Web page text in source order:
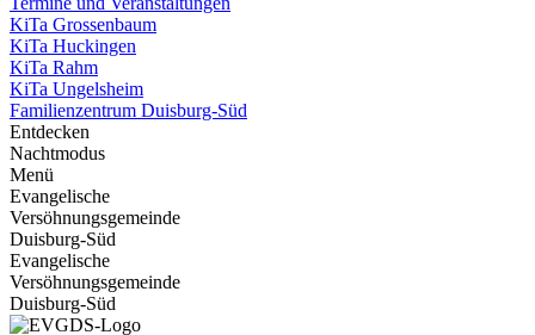
KiTa Grossenbaum
KiTa Huckingen
KiTa Rahm
KiTa Ungelsheim
Familienzentrum Duisburg-Süd
Entdecken
Nachtmodus
Menü
Evangelische
Versöhnungsgemeinde
Duisburg-Süd
Evangelische
Versöhnungsgemeinde
Duisburg-Süd